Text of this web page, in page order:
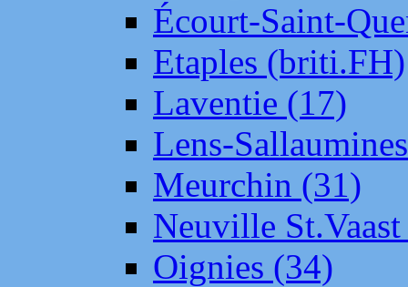
Écourt-Saint-
Etaples (briti.FH)
Laventie (17)
Lens-
Meurchin (31)
Neuville
Oignies (34)